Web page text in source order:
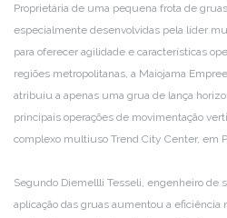
Proprietária de uma pequena frota de
especialmente desenvolvidas pela líder
para oferecer agilidade e características
regiões metropolitanas, a Maiojama
atribuiu a apenas uma grua de lança
principais operações de movimentação
complexo multiuso Trend City Center, em
Segundo Diemellli Tesseli, engenheiro de
aplicação das gruas aumentou a eficiência